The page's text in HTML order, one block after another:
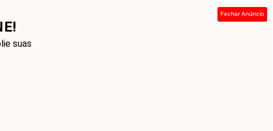
suas
Fechar Anúncio